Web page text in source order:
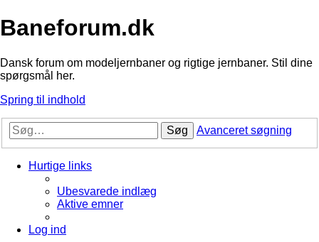
Baneforum.dk
Dansk forum om modeljernbaner og rigtige jernbaner. Stil dine
spørgsmål her.
Spring til indhold
Søg Avanceret søgning
Hurtige links
Ubesvarede indlæg
Aktive emner
Log ind